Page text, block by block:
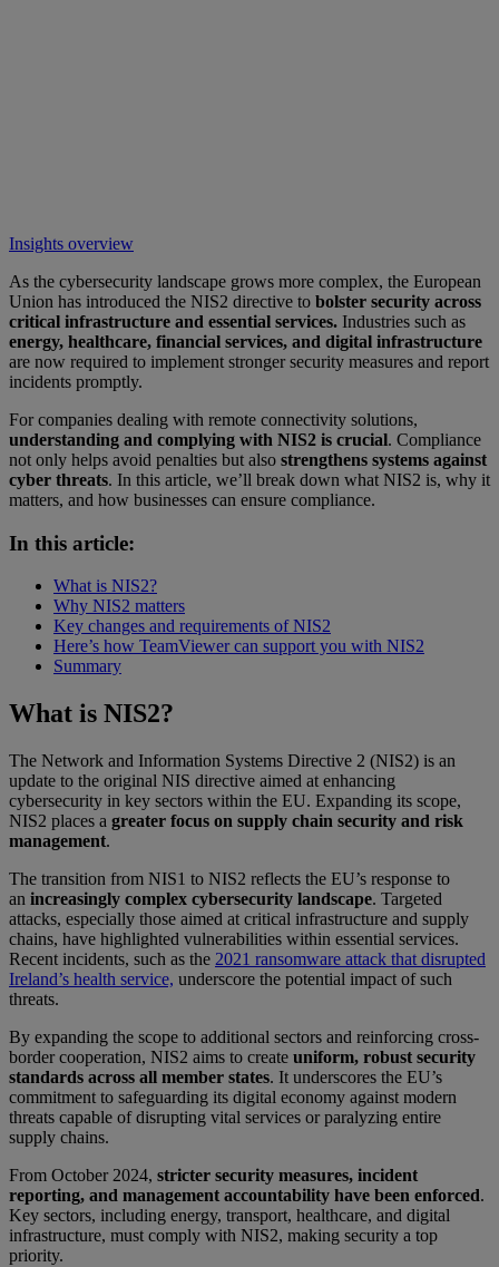
Insights overview
As the cybersecurity landscape grows more complex, the European
Union has introduced the NIS2 directive to bolster security across
critical infrastructure and essential services. Industries such as
energy, healthcare, financial services, and digital infrastructure
are now required to implement stronger security measures and report
incidents promptly.
For companies dealing with remote connectivity solutions,
understanding and complying with NIS2 is crucial. Compliance
not only helps avoid penalties but also strengthens systems against
cyber threats. In this article, we’ll break down what NIS2 is, why it
matters, and how businesses can ensure compliance.
In this article:
What is NIS2?
Why NIS2 matters
Key changes and requirements of NIS2
Here’s how TeamViewer can support you with NIS2
Summary
What is NIS2?
The Network and Information Systems Directive 2 (NIS2) is an
update to the original NIS directive aimed at enhancing
cybersecurity in key sectors within the EU. Expanding its scope,
NIS2 places a greater focus on supply chain security and risk
management.
The transition from NIS1 to NIS2 reflects the EU’s response to
an increasingly complex cybersecurity landscape. Targeted
attacks, especially those aimed at critical infrastructure and supply
chains, have highlighted vulnerabilities within essential services.
Recent incidents, such as the 2021 ransomware attack that disrupted
Ireland’s health service, underscore the potential impact of such
threats.
By expanding the scope to additional sectors and reinforcing cross-
border cooperation, NIS2 aims to create uniform, robust security
standards across all member states. It underscores the EU’s
commitment to safeguarding its digital economy against modern
threats capable of disrupting vital services or paralyzing entire
supply chains.
From October 2024, stricter security measures, incident
reporting, and management accountability have been enforced.
Key sectors, including energy, transport, healthcare, and digital
infrastructure, must comply with NIS2, making security a top
priority.